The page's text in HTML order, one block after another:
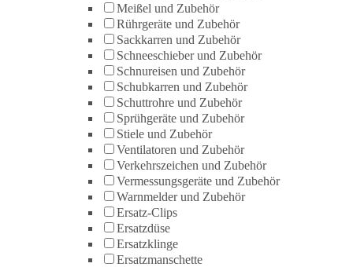
Meißel und Zubehör
Rührgeräte und Zubehör
Sackkarren und Zubehör
Schneeschieber und Zubehör
Schnureisen und Zubehör
Schubkarren und Zubehör
Schuttrohre und Zubehör
Sprühgeräte und Zubehör
Stiele und Zubehör
Ventilatoren und Zubehör
Verkehrszeichen und Zubehör
Vermessungsgeräte und Zubehör
Warnmelder und Zubehör
Ersatz-Clips
Ersatzdüse
Ersatzklinge
Ersatzmanschette